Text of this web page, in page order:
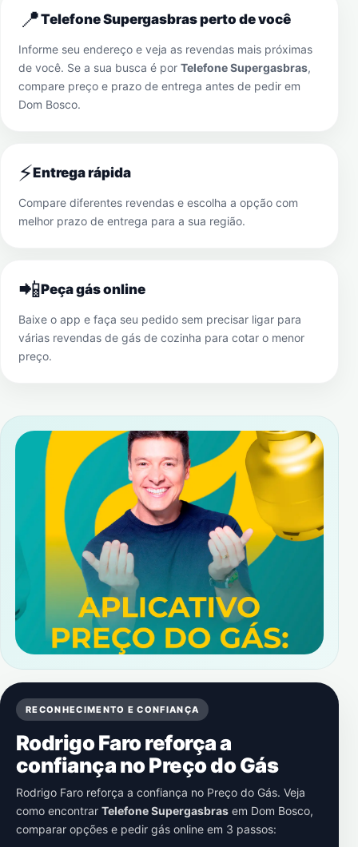
📍Telefone Supergasbras perto de você
Informe seu endereço e veja as revendas mais próximas
de você. Se a sua busca é por Telefone Supergasbras,
compare preço e prazo de entrega antes de pedir em
Dom Bosco.
⚡Entrega rápida
Compare diferentes revendas e escolha a opção com
melhor prazo de entrega para a sua região.
📲Peça gás online
Baixe o app e faça seu pedido sem precisar ligar para
várias revendas de gás de cozinha para cotar o menor
preço.
RECONHECIMENTO E CONFIANÇA
Rodrigo Faro reforça a
confiança no Preço do Gás
Rodrigo Faro reforça a confiança no Preço do Gás. Veja
como encontrar Telefone Supergasbras em Dom Bosco,
comparar opções e pedir gás online em 3 passos: